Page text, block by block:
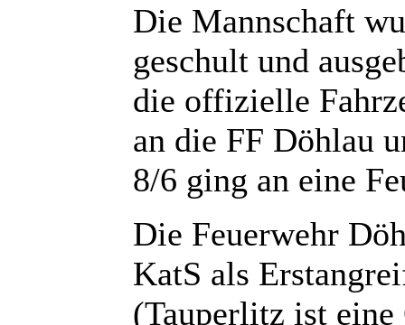
Die Mannschaft
geschult und
die offizielle
an die FF Döhlau
8/6 ging an eine
Die Feuerwehr
KatS als
(Tauperlitz ist